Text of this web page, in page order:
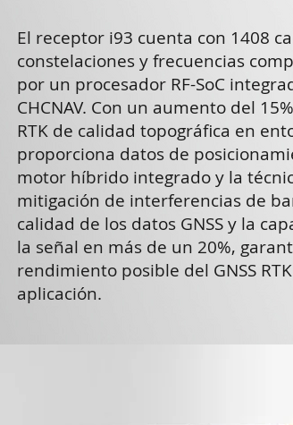
El receptor i93 cuenta con 1408
constelaciones y frecuencias
por un procesador RF-SoC
CHCNAV. Con un aumento del
RTK de calidad topográfica en
proporciona datos de
motor híbrido integrado y la
mitigación de interferencias de
calidad de los datos GNSS y la
la señal en más de un 20%,
rendimiento posible del GNSS
aplicación.